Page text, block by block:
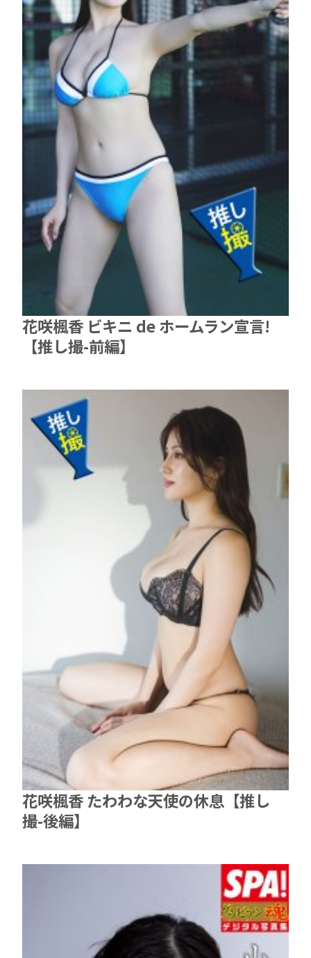
花咲楓香 ビキニ de ホームラン宣言!
【推し撮-前編】
花咲楓香 たわわな天使の休息【推し
撮-後編】